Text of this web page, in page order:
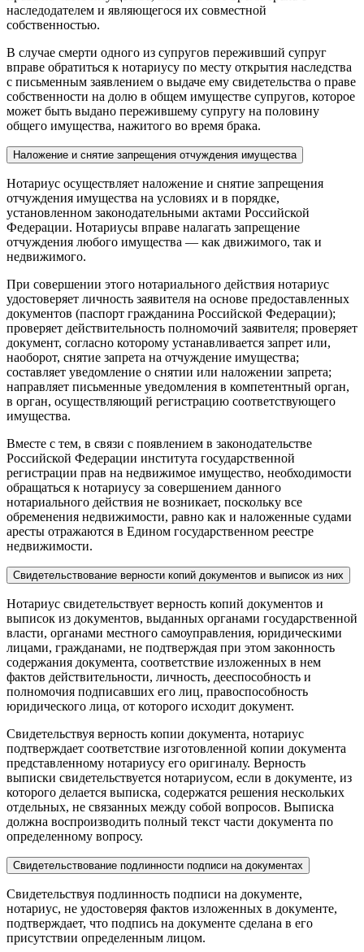
наследодателем и являющегося их совместной
собственностью.
В случае смерти одного из супругов переживший супруг
вправе обратиться к нотариусу по месту открытия наследства
с письменным заявлением о выдаче ему свидетельства о праве
собственности на долю в общем имуществе супругов, которое
может быть выдано пережившему супругу на половину
общего имущества, нажитого во время брака.
Наложение и снятие запрещения отчуждения имущества
Нотариус осуществляет наложение и снятие запрещения
отчуждения имущества на условиях и в порядке,
установленном законодательными актами Российской
Федерации. Нотариусы вправе налагать запрещение
отчуждения любого имущества — как движимого, так и
недвижимого.
При совершении этого нотариального действия нотариус
удостоверяет личность заявителя на основе предоставленных
документов (паспорт гражданина Российской Федерации);
проверяет действительность полномочий заявителя; проверяет
документ, согласно которому устанавливается запрет или,
наоборот, снятие запрета на отчуждение имущества;
составляет уведомление о снятии или наложении запрета;
направляет письменные уведомления в компетентный орган,
в орган, осуществляющий регистрацию соответствующего
имущества.
Вместе с тем, в связи с появлением в законодательстве
Российской Федерации института государственной
регистрации прав на недвижимое имущество, необходимости
обращаться к нотариусу за совершением данного
нотариального действия не возникает, поскольку все
обременения недвижимости, равно как и наложенные судами
аресты отражаются в Едином государственном реестре
недвижимости.
Свидетельствование верности копий документов и выписок из них
Нотариус свидетельствует верность копий документов и
выписок из документов, выданных органами государственной
власти, органами местного самоуправления, юридическими
лицами, гражданами, не подтверждая при этом законность
содержания документа, соответствие изложенных в нем
фактов действительности, личность, дееспособность и
полномочия подписавших его лиц, правоспособность
юридического лица, от которого исходит документ.
Свидетельствуя верность копии документа, нотариус
подтверждает соответствие изготовленной копии документа
представленному нотариусу его оригиналу. Верность
выписки свидетельствуется нотариусом, если в документе, из
которого делается выписка, содержатся решения нескольких
отдельных, не связанных между собой вопросов. Выписка
должна воспроизводить полный текст части документа по
определенному вопросу.
Свидетельствование подлинности подписи на документах
Свидетельствуя подлинность подписи на документе,
нотариус, не удостоверяя фактов изложенных в документе,
подтверждает, что подпись на документе сделана в его
присутствии определенным лицом.